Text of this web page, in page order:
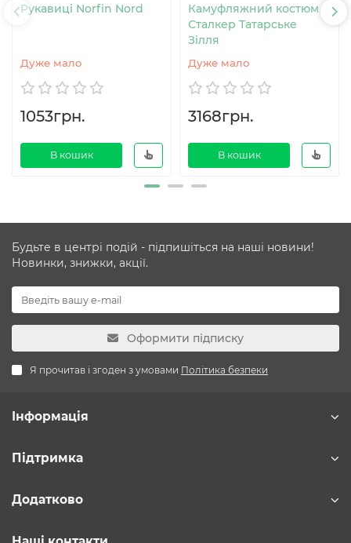
Рукавиці Norfin Nord
Дуже мало
1053грн.
В кошик
Камуфляжний костюм
Сталкер Татарське
Зілля
Дуже мало
3168грн.
В кошик
Будьте в центрі подій - підпишіться на наші новини!
Новинки, знижки, акції.
Оформити підписку
Я прочитав і згоден з умовами Політика безпеки
Інформація
Підтримка
Додатково